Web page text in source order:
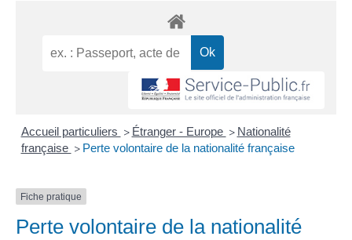
Accueil particuliers > Étranger - Europe > Nationalité
française > Perte volontaire de la nationalité française
Fiche pratique
Perte volontaire de la nationalité